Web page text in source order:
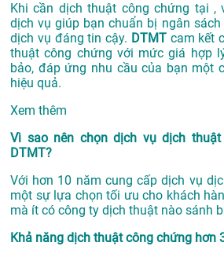
Khi cần dịch thuật công chứng tại ,
dịch vụ giúp bạn chuẩn bị ngân
dịch vụ đáng tin cậy. DTMT cam kết
thuật công chứng với mức giá hợp
bảo, đáp ứng nhu cầu của bạn một
hiệu quả.
Xem thêm
Vì sao nên chọn dịch vụ dịch
DTMT?
Với hơn 10 năm cung cấp dịch vụ
một sự lựa chọn tối ưu cho khách
mà ít có công ty dịch thuật nào sánh
Khả năng dịch thuật công chứng hơn